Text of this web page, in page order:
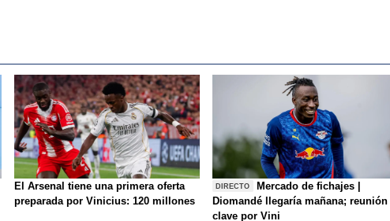
El Arsenal tiene una primera oferta
preparada por Vinicius: 120 millones
DIRECTO
Mercado de fichajes |
Diomandé llegaría mañana; reunión
clave por Vini